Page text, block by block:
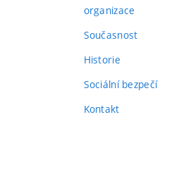
organizace
Současnost
Historie
Sociální bezpečí
Kontakt